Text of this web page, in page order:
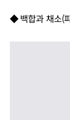
◆ 백합과 채소(